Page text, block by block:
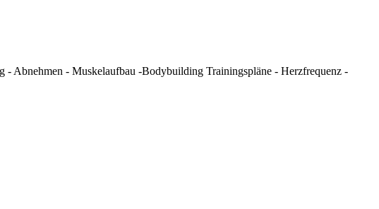
Abnehmen - Muskelaufbau -Bodybuilding Trainingspläne - Herzfrequenz -